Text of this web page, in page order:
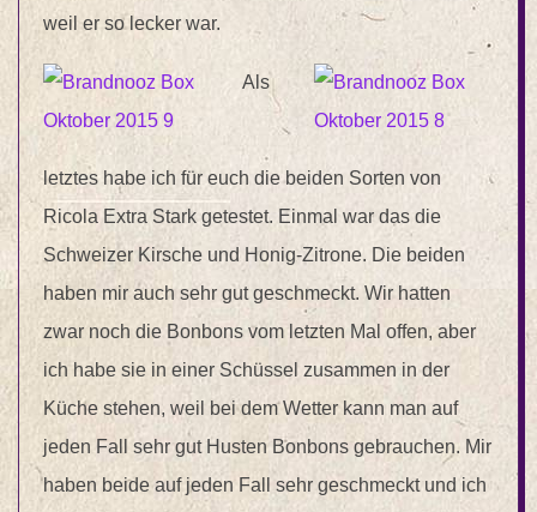
weil er so lecker war.
Als
letztes habe ich für euch die beiden Sorten von
Ricola Extra Stark getestet. Einmal war das die
Schweizer Kirsche und Honig-Zitrone. Die beiden
haben mir auch sehr gut geschmeckt. Wir hatten
zwar noch die Bonbons vom letzten Mal offen, aber
ich habe sie in einer Schüssel zusammen in der
Küche stehen, weil bei dem Wetter kann man auf
jeden Fall sehr gut Husten Bonbons gebrauchen. Mir
haben beide auf jeden Fall sehr geschmeckt und ich